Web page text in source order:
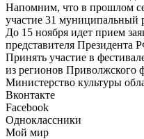
Напомним, что в прошлом
участие 31 муниципальный
До 15 ноября идет прием
представителя
Принять участие в
из регионов Приволжского
Министерство культуры
Вконтакте
Facebook
Одноклассники
Мой мир